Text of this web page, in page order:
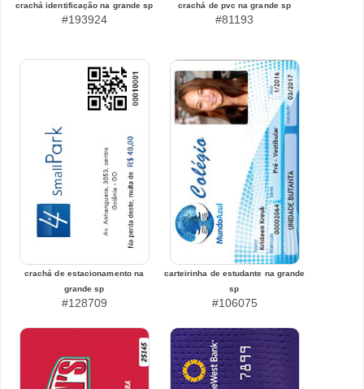
crachá identificação na grande sp
#193924
crachá de pvc na grande sp
#81193
crachá de estacionamento na
grande sp
#128709
carteirinha de estudante na grande
sp
#106075